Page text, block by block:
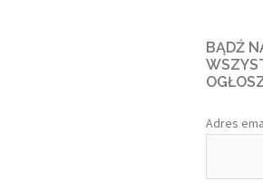
BĄDŹ
Adres